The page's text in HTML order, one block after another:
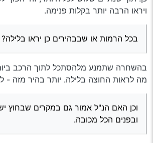
אצלי כעת החלונות האחוריים
להבנתי.
את רכבך לכלא, יראו החוצה מצויין,
בכל הרמות או שבבהירים כן יראו בלילה?
וכן האם הנ"ל אמור גם במקרים שבחוץ
לבדוק אם באור יום ניתן דרך חלון
עכשיו נותר לך לברר היכן כדאי לבצע.
ויראו הרבה יותר בקלות פנימה.
בכל הרמות או שבבהירים כן יראו בלילה?
בהשחרה שתמנע מלהסתכל לתוך הרכב
מה לראות החוצה בלילה. יותר בהיר מזה -
וכן האם הנ"ל אמור גם במקרים שבחוץ
ובפנים הכל מכובה.